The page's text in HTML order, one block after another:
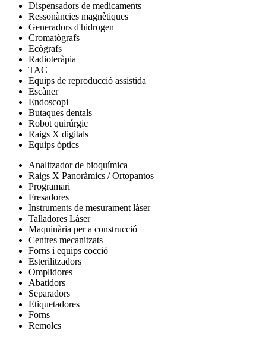
Dispensadors de medicaments
Ressonàncies magnètiques
Generadors d'hidrogen
Cromatògrafs
Ecògrafs
Radioteràpia
TAC
Equips de reproducció assistida
Escàner
Endoscopi
Butaques dentals
Robot quirúrgic
Raigs X digitals
Equips òptics
Analitzador de bioquímica
Raigs X Panoràmics / Ortopantos
Programari
Fresadores
Instruments de mesurament làser
Talladores Làser
Maquinària per a construcció
Centres mecanitzats
Forns i equips cocció
Esterilitzadors
Omplidores
Abatidors
Separadors
Etiquetadores
Forns
Remolcs